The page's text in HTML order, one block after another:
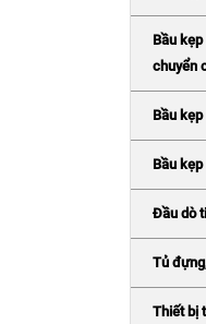
Bầu
chuyển
Bầu
Bầu
Đầu dò
Tủ
Thiết bị